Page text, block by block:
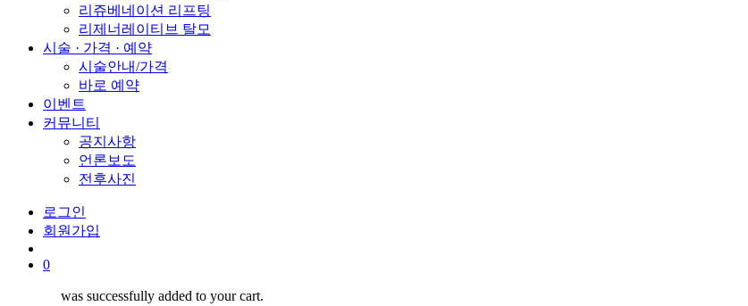
리쥬베네이션 리프팅
리제너레이티브 탈모
시술 · 가격 · 예약
시술안내/가격
바로 예약
이벤트
커뮤니티
공지사항
언론보도
전후사진
로그인
회원가입
0
was successfully added to your cart.